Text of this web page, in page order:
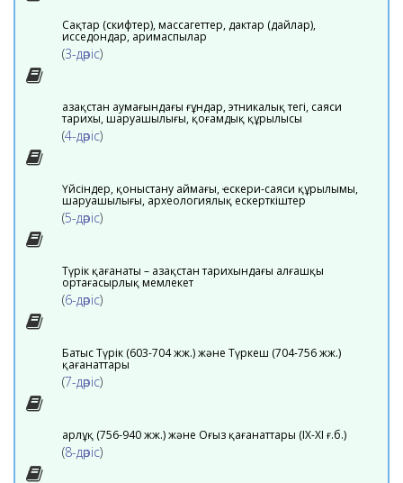
Сақтар (скифтер), массагеттер, дактар (дайлар),
исседондар, аримаспылар
(3-дәріс)
Қазақстан аумағындағы ғұндар, этникалық тегі, саяси
тарихы, шаруашылығы, қоғамдық құрылысы
(4-дәріс)
Үйсіндер, қоныстану аймағы, ҽскери-саяси құрылымы,
шаруашылығы, археологиялық ескерткіштер
(5-дәріс)
Түрік қағанаты – Қазақстан тарихындағы алғашқы
ортағасырлық мемлекет
(6-дәріс)
Батыс Түрік (603-704 жж.) және Түркеш (704-756 жж.)
қағанаттары
(7-дәріс)
Қарлұқ (756-940 жж.) және Оғыз қағанаттары (ІХ-ХІ ғ.б.)
(8-дәріс)